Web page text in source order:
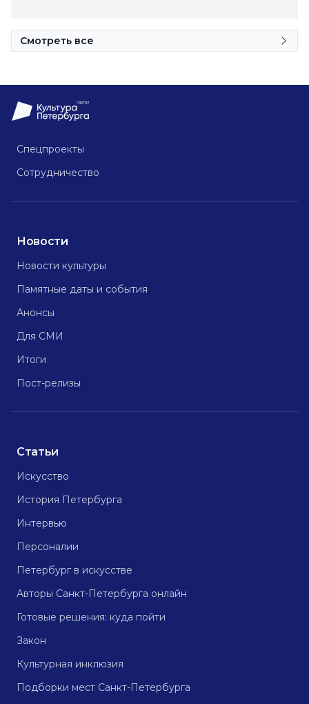
Смотреть все
Спецпроекты
Сотрудничество
Новости
Новости культуры
Памятные даты и события
Анонсы
Для СМИ
Итоги
Пост-релизы
Статьи
Искусство
История Петербурга
Интервью
Персоналии
Петербург в искусстве
Авторы Санкт-Петербурга онлайн
Готовые решения: куда пойти
Закон
Культурная инклюзия
Подборки мест Санкт-Петербурга